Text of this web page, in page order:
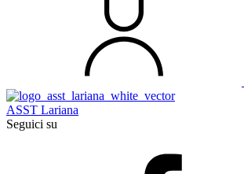
ASST Lariana
Seguici su